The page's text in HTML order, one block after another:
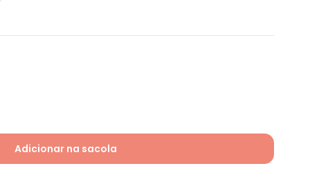
Adicionar na sacola